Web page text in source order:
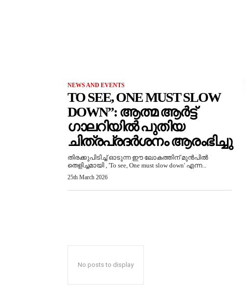
NEWS AND EVENTS
TO SEE, ONE MUST SLOW
DOWN”: ആത്മ ആർട്ട്
ഗാലറിയിൽ പുതിയ
ചിത്രപ്രദർശനം ആരംഭിച്ചു
തിരക്കുപിടിച്ച് ഓടുന്ന ഈ ലോകത്തിന് മുൻപിൽ
തെളിച്ചമായി , 'To see, One must slow down' എന്ന...
25th March 2026
No posts to display